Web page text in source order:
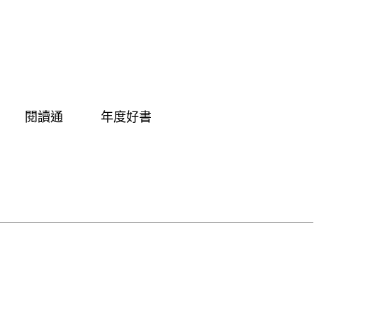
閱讀通 年度好書